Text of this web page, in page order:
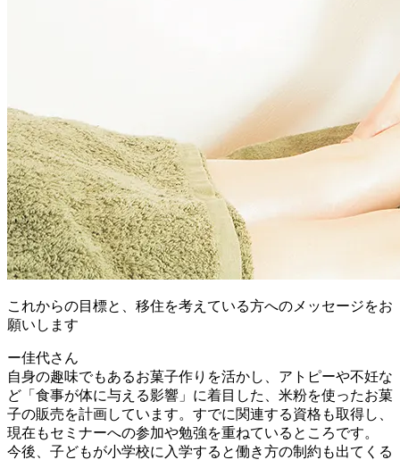
これからの目標と、移住を考えている方へのメッセージをお
願いします
ー佳代さん
自身の趣味でもあるお菓子作りを活かし、アトピーや不妊な
ど「食事が体に与える影響」に着目した、米粉を使ったお菓
子の販売を計画しています。すでに関連する資格も取得し、
現在もセミナーへの参加や勉強を重ねているところです。
今後、子どもが小学校に入学すると働き方の制約も出てくる